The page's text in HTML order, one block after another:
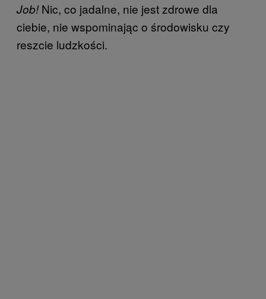
Job!Nic, co jadalne, nie jest zdrowe dla
ciebie, nie wspominając o środowisku czy
reszcie ludzkości.